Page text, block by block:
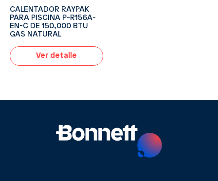
CALENTADOR RAYPAK
PARA PISCINA P-R156A-
EN-C DE 150,000 BTU
GAS NATURAL
Ver detalle